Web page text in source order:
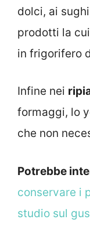
dolci, ai
prodotti la
in frigorifero
Infine nei
formaggi, lo
che non
Potrebbe
conservare i
studio sul